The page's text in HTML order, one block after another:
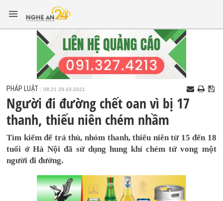
PHÁP LUẬT 08:21 28-10-2021
Người đi đường chết oan vì bị 17
thanh, thiếu niên chém nhầm
Tìm kiếm để trả thù, nhóm thanh, thiếu niên từ 15 đến 18
tuổi ở Hà Nội đã sử dụng hung khí chém tử vong một
người đi đường.